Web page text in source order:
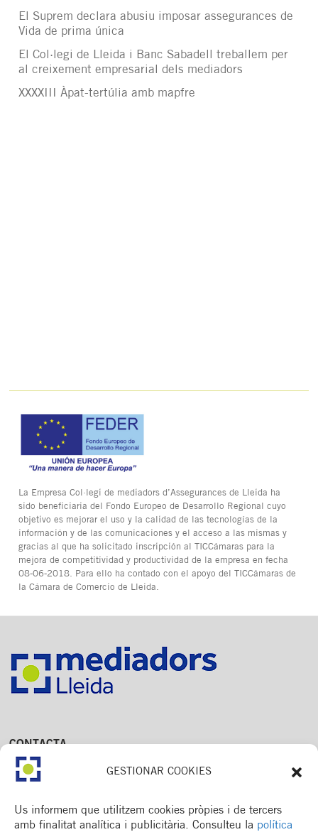
GESTIONAR COOKIES
Us informem que utilitzem cookies pròpies i de tercers
amb finalitat analítica i publicitària. Consulteu la política
El Suprem declara abusiu imposar assegurances de
Vida de prima única
El Col·legi de Lleida i Banc Sabadell treballem per
al creixement empresarial dels mediadors
XXXXIII Àpat-tertúlia amb mapfre
La Empresa Col·legi de mediadors d’Assegurances de Lleida ha
sido beneficiaria del Fondo Europeo de Desarrollo Regional cuyo
objetivo es mejorar el uso y la calidad de las tecnologías de la
información y de las comunicaciones y el acceso a las mismas y
gracias al que ha solicitado inscripción al TICCámaras para la
mejora de competitividad y productividad de la empresa en fecha
08-06-2018. Para ello ha contado con el apoyo del TICCámaras de
la Cámara de Comercio de Lleida.
CONTACTA
Av. Dr. Fleming, 15,
2n. 1a
T. 973 245 133
M. 672 018 236